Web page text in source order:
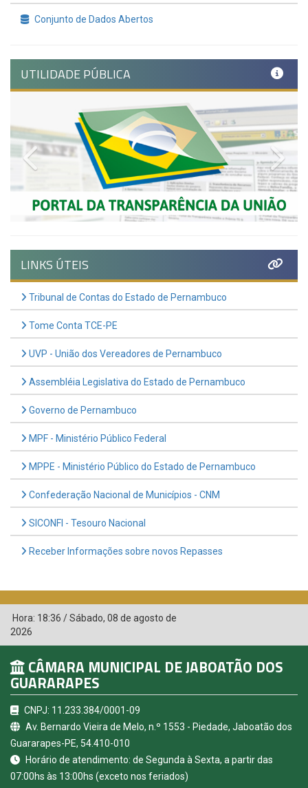
Conjunto de Dados Abertos
UTILIDADE PÚBLICA
Previous
LINKS ÚTEIS
Tribunal de Contas do Estado de Pernambuco
Tome Conta TCE-PE
UVP - União dos Vereadores de Pernambuco
Assembléia Legislativa do Estado de Pernambuco
Governo de Pernambuco
MPF - Ministério Público Federal
MPPE - Ministério Público do Estado de Pernambuco
Confederação Nacional de Municípios - CNM
SICONFI - Tesouro Nacional
Receber Informações sobre novos Repasses
Hora: 18:36 /Sábado, 08 de agosto de
2026
CÂMARA MUNICIPAL DE JABOATÃO DOS
GUARARAPES
CNPJ: 11.233.384/0001-09
Av. Bernardo Vieira de Melo, n.º 1553 - Piedade, Jaboatão dos
Guararapes-PE, 54.410-010
Horário de atendimento: de Segunda à Sexta, a partir das
07:00hs às 13:00hs (exceto nos feriados)